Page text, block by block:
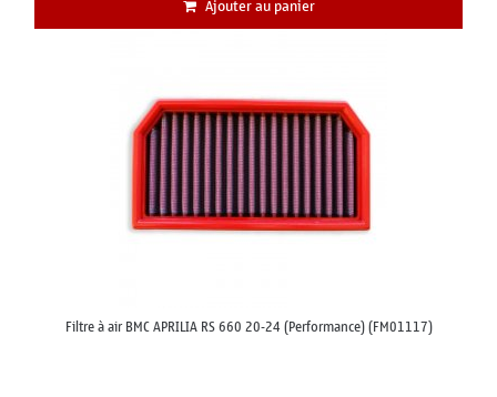
Ajouter au panier
Filtre à air BMC APRILIA RS 660 20-24 (Performance) (FM01117)